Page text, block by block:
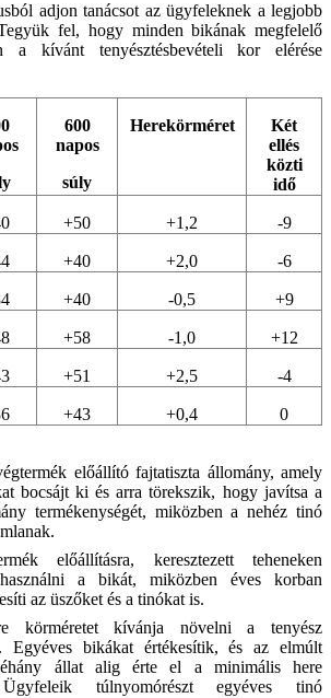
adjon tanácsot az ügyfeleknek alegjobb
fel, hogy minden bikának megfelelő
a kívánt tenyésztésbevételi kor elérése
600
napos
súly
Herekörméret
Két
ellés
közti
idő
+50 +1,2 -9
+40 +2,0 -6
+40 -0,5 +9
+58 -1,0 +12
+51 +2,5 -4
+43 +0,4 0
előállító fajtatiszta állomány, amely
bocsájt ki és arra törekszik, hogy javítsa a
termékenységét, miközben a nehéz tinó
előállításra, keresztezett teheneken
a bikát, miközben éves korban
az üszőket és a tinókat is.
kívánja növelni a tenyész
Egyéves bikákat értékesítik, és az elmúlt
állat alig érte el a minimális here
túlnyomórészt egyéves tinó